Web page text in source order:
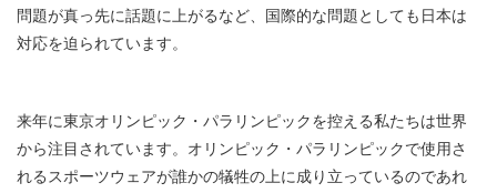
問題が真っ先に話題に上がるなど、国際的な問題としても日本は
対応を迫られています。
来年に東京オリンピック・パラリンピックを控える私たちは世界
から注目されています。オリンピック・パラリンピックで使用さ
れるスポーツウェアが誰かの犠牲の上に成り立っているのであれ